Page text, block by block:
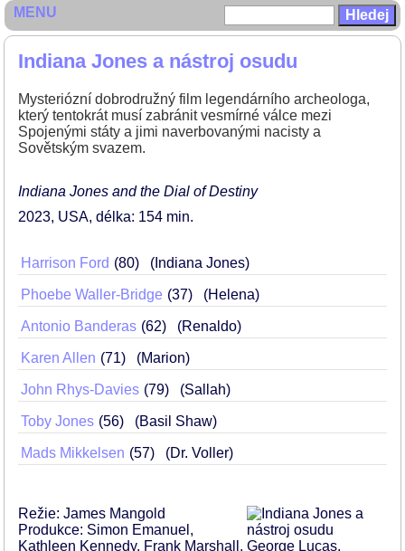
Indiana Jones a nástroj osudu
Mysteriózní dobrodružný film legendárního archeologa,
který tentokrát musí zabránit vesmírné válce mezi
Spojenými státy a jimi naverbovanými nacisty a
Sovětským svazem.
Indiana Jones and the Dial of Destiny
2023 USA délka: 154 min
Harrison Ford 80 (Indiana Jones)
Phoebe Waller-Bridge 37 (Helena)
Antonio Banderas 62 (Renaldo)
Karen Allen 71 (Marion)
John Rhys-Davies 79 (Sallah)
Toby Jones 56 (Basil Shaw)
Mads Mikkelsen 57 (Dr. Voller)
Režie: James Mangold
Produkce: Simon Emanuel,
Kathleen Kennedy, Frank Marshall, George Lucas,
MENU